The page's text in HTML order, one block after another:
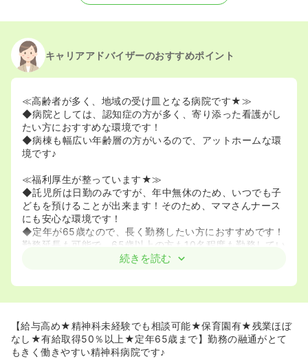
キャリアアドバイザーのおすすめポイント
≪高齢者が多く、地域の受け皿となる病院です★≫
◆病院としては、認知症の方が多く、寄り添った看護がし
たい方におすすめな環境です！
◆病棟も幅広い年齢層の方がいるので、アットホームな環
境です♪
≪福利厚生が整っています★≫
◆託児所は日勤のみですが、年中無休のため、いつでも子
どもを預けることが出来ます！そのため、ママさんナース
にも安心な環境です！
◆定年が65歳なので、長く勤務したい方におすすめです！
勤務延長も可能で、65歳以上の方も10名程度も勤務してい
≪働きやすい職場環境です★≫
◆有給消化は50％以上消化していて、100％消化している
方もいらっしゃいます！どんな方も申請していて、有給消
化することを咎める風土はまったくございません！
続きを読む
【給与高め★精神科未経験でも相談可能★保育園有★残業ほぼ
なし★有給取得50％以上★定年65歳まで】勤務の融通がとて
もきく働きやすい精神科病院です♪